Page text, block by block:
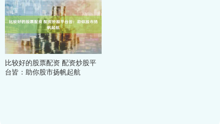
比较好的股票配资 配资炒股平
台皆：助你股市扬帆起航